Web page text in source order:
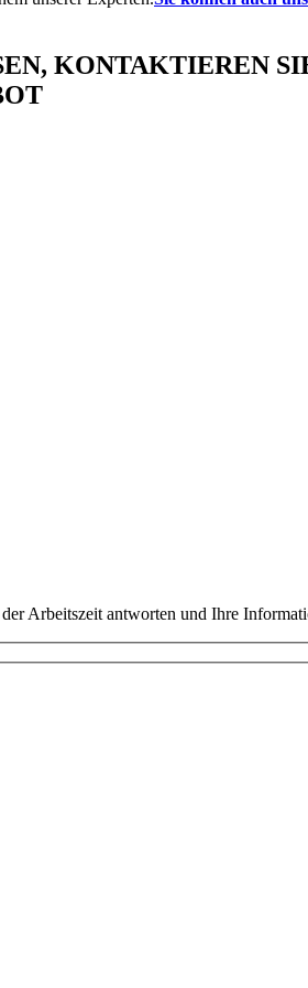
KONTAKTIEREN
Arbeitszeit antworten und Ihre